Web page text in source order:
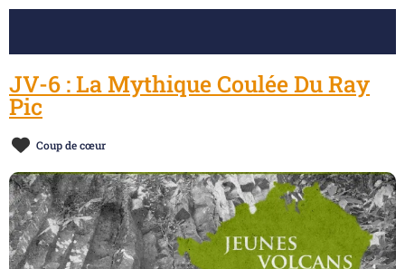
JV-6 : La Mythique Coulée Du Ray
Pic
Coup de cœur